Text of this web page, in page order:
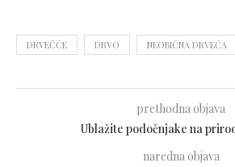
DRVEČĆE DRVO NEOBIČNA DRVEĆA
prethodna objava
Ublažite podočnjake na
naredna objava